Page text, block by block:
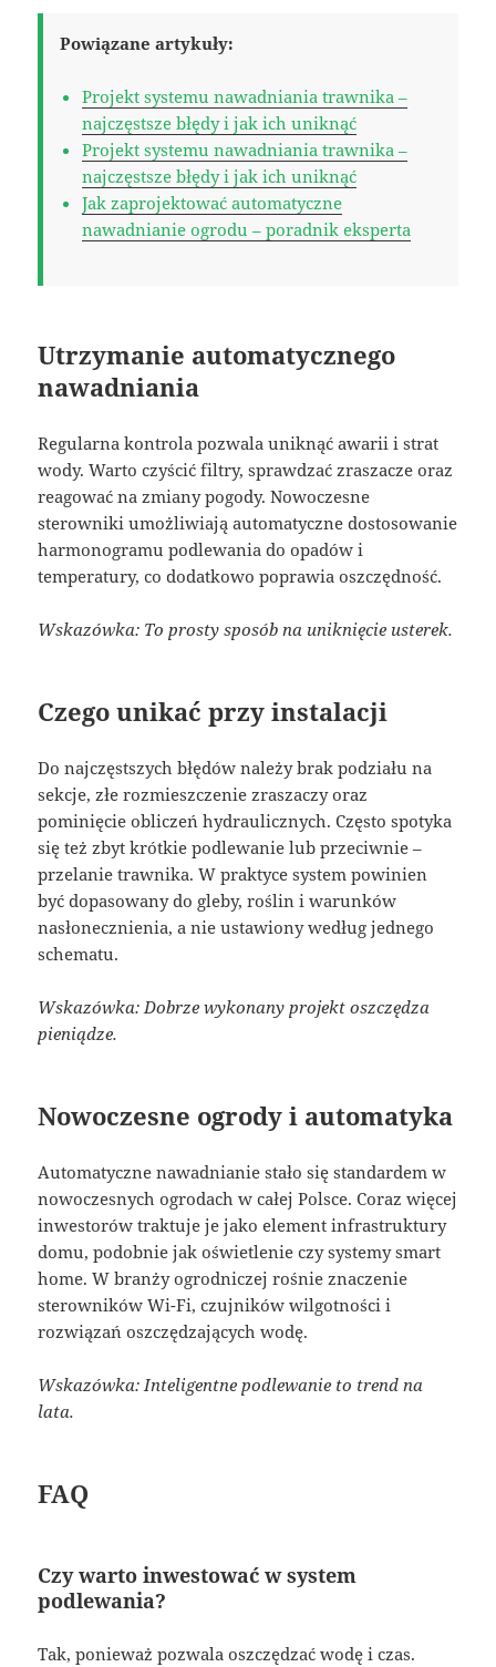
Powiązane artykuły:
Projekt systemu nawadniania trawnika –
najczęstsze błędy i jak ich uniknąć
Projekt systemu nawadniania trawnika –
najczęstsze błędy i jak ich uniknąć
Jak zaprojektować automatyczne
nawadnianie ogrodu – poradnik eksperta
Utrzymanie automatycznego
nawadniania
Regularna kontrola pozwala uniknąć awarii i strat
wody. Warto czyścić filtry, sprawdzać zraszacze oraz
reagować na zmiany pogody. Nowoczesne
sterowniki umożliwiają automatyczne dostosowanie
harmonogramu podlewania do opadów i
temperatury, co dodatkowo poprawia oszczędność.
Wskazówka: To prosty sposób na uniknięcie usterek.
Czego unikać przy instalacji
Do najczęstszych błędów należy brak podziału na
sekcje, złe rozmieszczenie zraszaczy oraz
pominięcie obliczeń hydraulicznych. Często spotyka
się też zbyt krótkie podlewanie lub przeciwnie –
przelanie trawnika. W praktyce system powinien
być dopasowany do gleby, roślin i warunków
nasłonecznienia, a nie ustawiony według jednego
schematu.
Wskazówka: Dobrze wykonany projekt oszczędza
pieniądze.
Nowoczesne ogrody i automatyka
Automatyczne nawadnianie stało się standardem w
nowoczesnych ogrodach w całej Polsce. Coraz więcej
inwestorów traktuje je jako element infrastruktury
domu, podobnie jak oświetlenie czy systemy smart
home. W branży ogrodniczej rośnie znaczenie
sterowników Wi-Fi, czujników wilgotności i
rozwiązań oszczędzających wodę.
Wskazówka: Inteligentne podlewanie to trend na
lata.
FAQ
Czy warto inwestować w system
podlewania?
Tak, ponieważ pozwala oszczędzać wodę i czas.